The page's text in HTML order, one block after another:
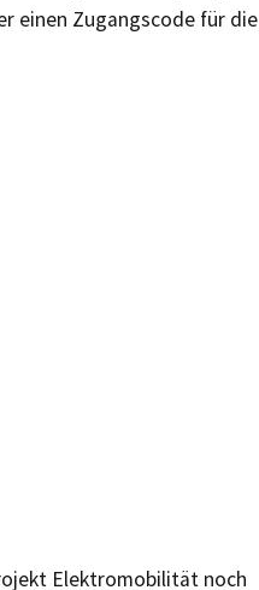
einen Zugangscode für die
Elektromobilität noch